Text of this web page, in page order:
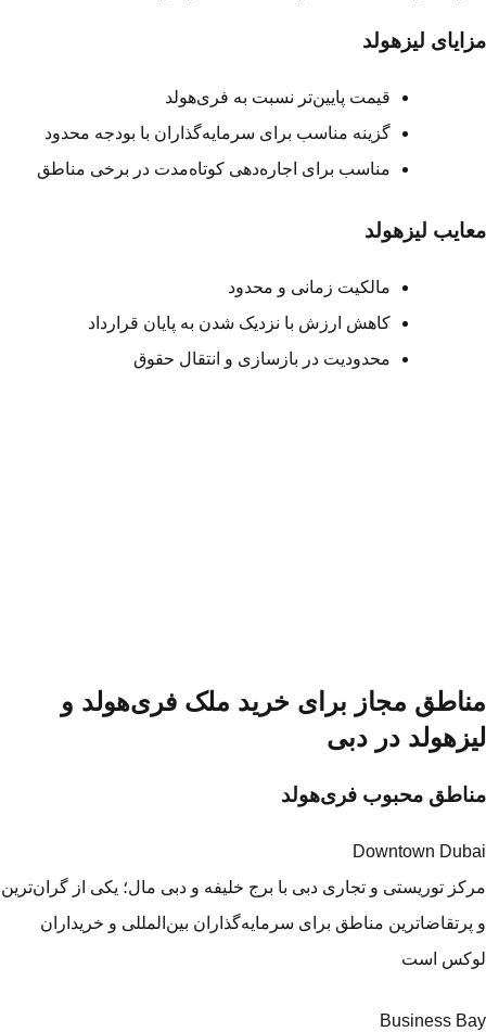
لیزهولد
قیمت پایین‌تر نسبت به فری‌هولد
گزینه مناسب برای سرمایه‌گذاران با بودجه محدود
مناسب برای اجاره‌دهی کوتاه‌مدت در برخی مناطق
لیزهولد
مالکیت زمانی و محدود
کاهش ارزش با نزدیک شدن به پایان قرارداد
محدودیت در بازسازی و انتقال حقوق
مجاز برای خرید ملک فری‌هولد و
در دبی
محبوب فری‌هولد
Downtown
توریستی و تجاری دبی با برج خلیفه و دبی مال؛ یکی از گران‌ترین
مناطق برای سرمایه‌گذاران بین‌المللی و خریداران
است
Business